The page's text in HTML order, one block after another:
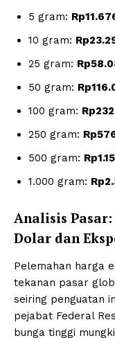
5 gram:
10 gram:
25 gram:
50 gram:
100 gram:
250 gram:
500 gram:
1.000 gram:
Analisis
Dolar dan
Pelemahan harga
tekanan pasar
seiring penguatan
pejabat Federal
bunga tinggi